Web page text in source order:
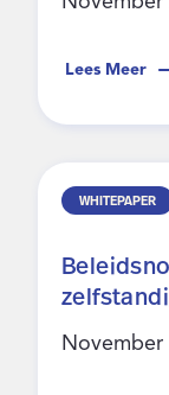
Lees Meer
WHITEPAPER
November